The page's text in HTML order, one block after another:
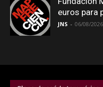
euros para
JNS - 06/08/2026